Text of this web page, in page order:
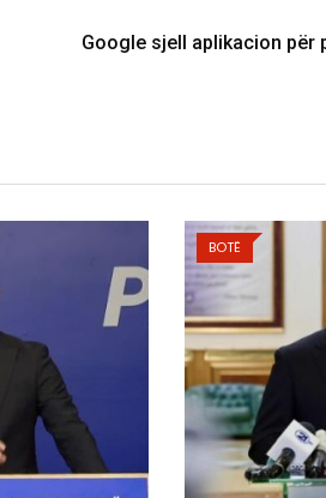
Google sjell aplikacion për